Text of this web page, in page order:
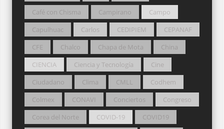
Café con Chisma
Campirano
Campo
Capulhuac
Carlos CEDIPIEM
CEPANAF
CFE
Chalco Chapa de Mota
China
CIENCIA
Ciencia y Tecnología
Cine
Ciudadano
Clima CMLL
Codhem
Colmex
CONAVI Conciertos
Congreso
Corea del Norte
COVID-19
COVID19